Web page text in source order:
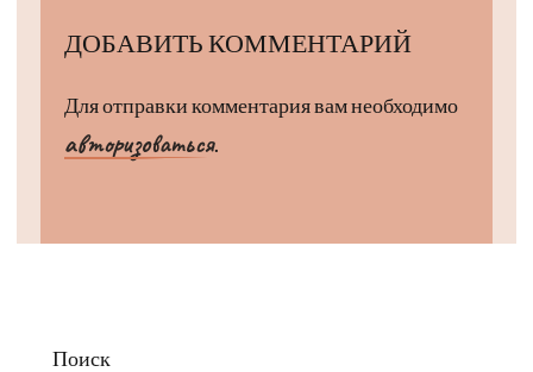
ДОБАВИТЬ КОММЕНТАРИЙ
Для отправки комментария вам необходимо
авторизоваться.
Поиск